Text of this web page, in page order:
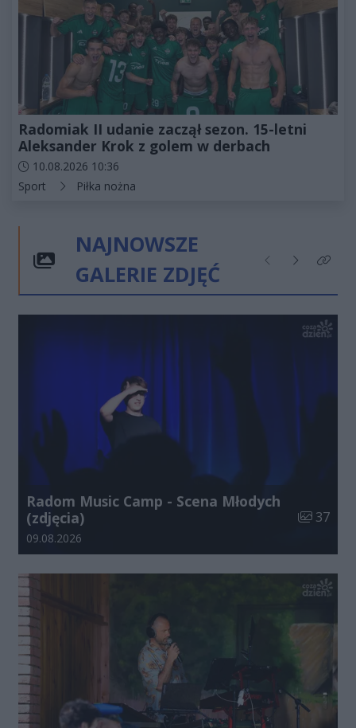
Radomiak II udanie zaczął sezon. 15-letni
Aleksander Krok z golem w derbach
Data dodania artykułu:
10.08.2026 10:36
Kategorie artykułu:
Sport Piłka nożna
NAJNOWSZE
GALERIE ZDJĘĆ
Poprzednie
NastępneKliknij
Radom Music Camp - Scena Młodych
(zdjęcia)
Liczba
37
Data dodania galerii:
09.08.2026